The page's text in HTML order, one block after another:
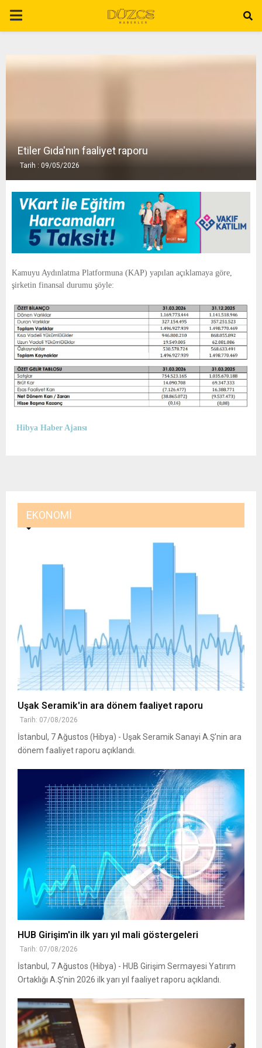
P
A
E
U
Etiler Gıda'nın faaliyet raporu
Tarih : 09/05/2026
Kamuyu Aydınlatma Platformuna (KAP) yapılan açıklamaya göre,
şirketin finansal durumu şöyle:
Hibya Haber Ajansı
EKONOMI
Uşak Seramik'in ara dönem faaliyet raporu
Tarih: 07/08/2026
İstanbul, 7 Ağustos (Hibya) - Uşak Seramik Sanayi A.Ş'nin ara
dönem faaliyet raporu açıklandı.
HUB Girişim'in ilk yarı yıl mali göstergeleri
Tarih: 07/08/2026
İstanbul, 7 Ağustos (Hibya) - HUB Girişim Sermayesi Yatırım
Ortaklığı A.Ş'nin 2026 ilk yarı yıl faaliyet raporu açıklandı.